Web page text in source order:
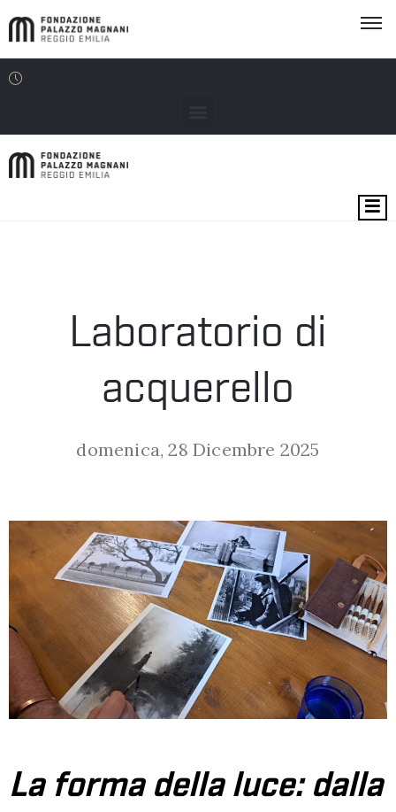
FONDAZIONE
PRESS
SHOP
ENGLISH
Laboratorio di
acquerello
domenica, 28 Dicembre 2025
La forma della luce: dalla